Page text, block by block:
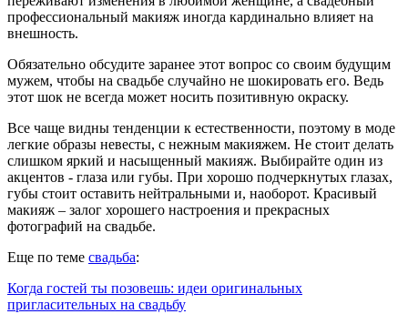
профессиональный макияж иногда кардинально влияет на
внешность.
Обязательно обсудите заранее этот вопрос со своим будущим
мужем, чтобы на свадьбе случайно не шокировать его. Ведь
этот шок не всегда может носить позитивную окраску.
Все чаще видны тенденции к естественности, поэтому в моде
легкие образы невесты, с нежным макияжем. Не стоит делать
слишком яркий и насыщенный макияж. Выбирайте один из
акцентов - глаза или губы. При хорошо подчеркнутых глазах,
губы стоит оставить нейтральными и, наоборот. Красивый
макияж – залог хорошего настроения и прекрасных
фотографий на свадьбе.
Еще по теме свадьба:
Когда гостей ты позовешь: идеи оригинальных
пригласительных на свадьбу